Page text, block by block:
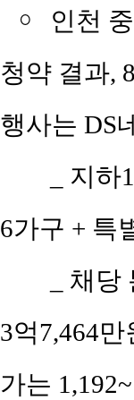
￮
인천
청약 결과,
행사는 DS
_ 지
6가구 + 특
_ 채
3억7,464
가는